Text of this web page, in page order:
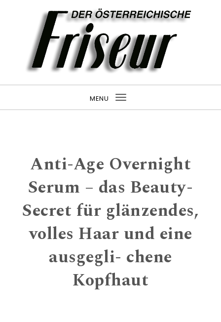
MENU Toggle navigation
Anti-Age Overnight
Serum – das Beauty-
Secret für glänzendes,
volles Haar und eine
ausgegli- chene
Kopfhaut